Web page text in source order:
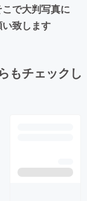
で大判写真に
致します
もチェックし